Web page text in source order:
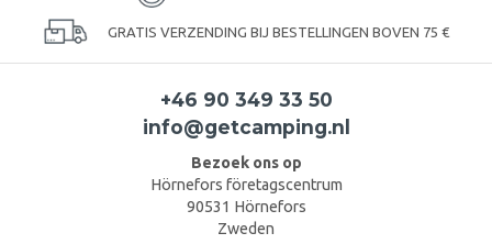
GRATIS VERZENDING BIJ BESTELLINGEN BOVEN 75 €
+46 90 349 33 50
info@getcamping.nl
Bezoek ons op
Hörnefors företagscentrum
90531 Hörnefors
Zweden